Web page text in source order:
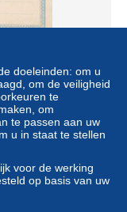
1890-1910
Particulier
doeleinden: om u
om de veiligheid
te
om
te passen aan uw
u in staat te stellen
voor de werking
op basis van uw